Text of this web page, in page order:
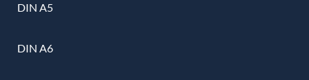
DIN A5
DIN A6